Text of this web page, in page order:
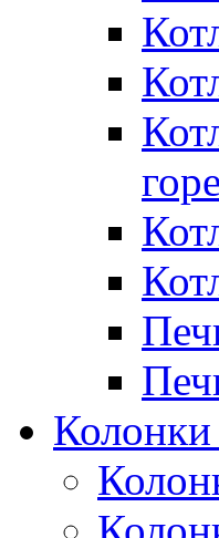
Колонки